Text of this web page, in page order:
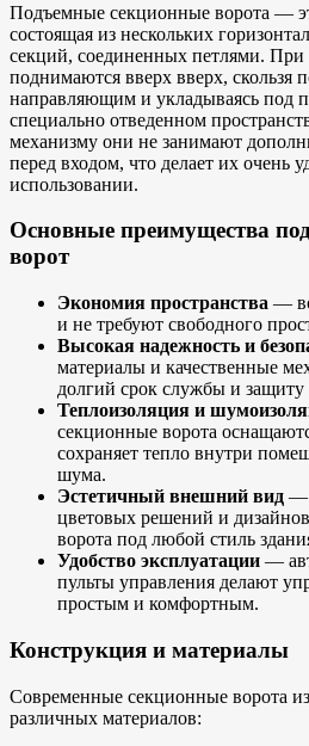
Подъемные секционные ворота —
состоящая из нескольких
секций, соединенных петлями. При
поднимаются вверх вверх, скользя
направляющим и укладываясь под
специально отведенном
механизму они не занимают
перед входом, что делает их очень
использовании.
Основные преимущества
ворот
Экономия пространства —
и не требуют свободного
Высокая надежность и
материалы и качественные
долгий срок службы и защиту
Теплоизоляция и
секционные ворота
сохраняет тепло внутри
шума.
Эстетичный внешний вид —
цветовых решений и
ворота под любой стиль
Удобство эксплуатации —
пульты управления делают
простым и комфортным.
Конструкция и материалы
Современные секционные ворота
различных материалов: